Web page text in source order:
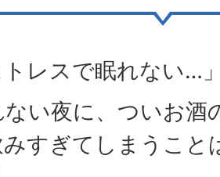
トレスで眠れない…
い夜に、ついお酒
すぎてしまうこと